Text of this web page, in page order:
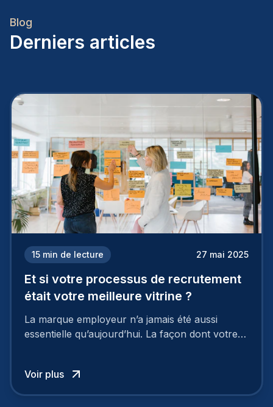
Blog
Derniers articles
15 min de lecture 27 mai 2025
Et si votre processus de recrutement
était votre meilleure vitrine ?
La marque employeur n’a jamais été aussi
essentielle qu’aujourd’hui. La façon dont votre
à perdre les meilleurs profils.
Voir plus